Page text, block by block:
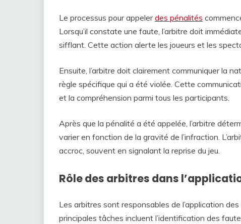
Le processus pour appelerdes pénalités
Lorsqu’il constate une faute, l’arbitre doit
sifflant. Cette action alerte les joueurs et les
Ensuite, l’arbitre doit clairement communiquer la
règle spécifique qui a été violée. Cette
et la compréhension parmi tous les participants.
Après que la pénalité a été appelée, l’arbitre
varier en fonction de la gravité de l’infraction.
accroc, souvent en signalant la reprise du jeu.
Rôle des arbitres dans
Les arbitres sont responsables de l’application
principales tâches incluent l’identification des